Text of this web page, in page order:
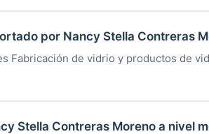
por Nancy Stella Contreras
Fabricación de vidrio y productos de
Stella Contreras Moreno a nivel